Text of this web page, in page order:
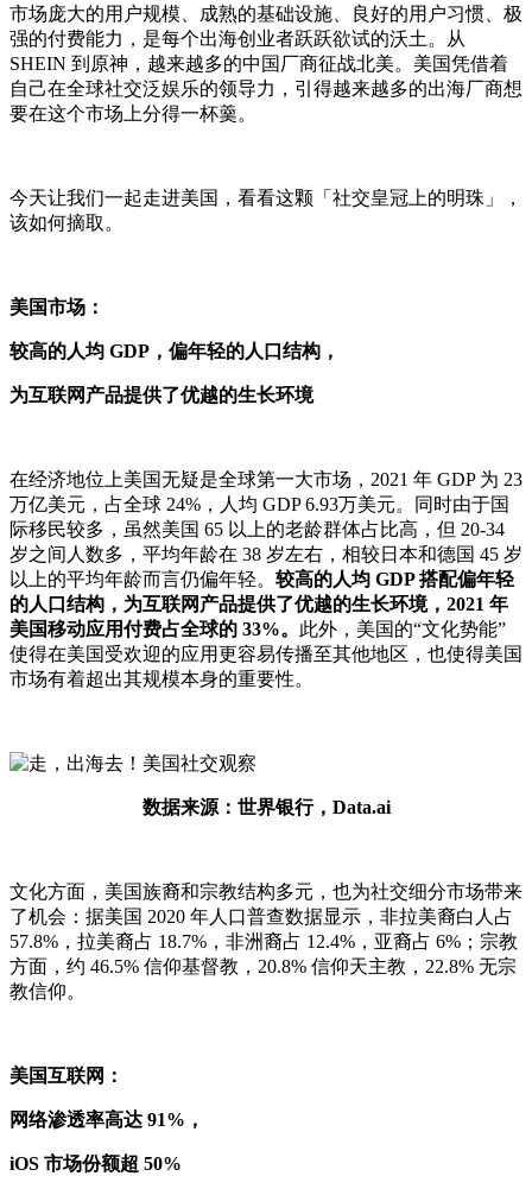
市场庞大的用户规模、成熟的基础设施、良好的用户习惯、极
强的付费能力，是每个出海创业者跃跃欲试的沃土。从
SHEIN 到原神，越来越多的中国厂商征战北美。美国凭借着
自己在全球社交泛娱乐的领导力，引得越来越多的出海厂商想
要在这个市场上分得一杯羹。
今天让我们一起走进美国，看看这颗「社交皇冠上的明珠」，
该如何摘取。
美国市场：
较高的人均 GDP，偏年轻的人口结构，
为互联网产品提供了优越的生长环境
在经济地位上美国无疑是全球第一大市场，2021 年 GDP 为 23
万亿美元，占全球 24%，人均 GDP 6.93万美元。同时由于国
际移民较多，虽然美国 65 以上的老龄群体占比高，但 20-34
岁之间人数多，平均年龄在 38 岁左右，相较日本和德国 45 岁
以上的平均年龄而言仍偏年轻。 较高的人均 GDP 搭配偏年轻
的人口结构，为互联网产品提供了优越的生长环境，2021 年
美国移动应用付费占全球的 33%。 此外，美国的“文化势能”
使得在美国受欢迎的应用更容易传播至其他地区，也使得美国
市场有着超出其规模本身的重要性。
数据来源：世界银行，Data.ai
文化方面，美国族裔和宗教结构多元，也为社交细分市场带来
了机会：据美国 2020 年人口普查数据显示，非拉美裔白人占
57.8%，拉美裔占 18.7%，非洲裔占 12.4%，亚裔占 6%；宗教
方面，约 46.5% 信仰基督教，20.8% 信仰天主教，22.8% 无宗
教信仰。
美国互联网：
网络渗透率高达 91%，
iOS 市场份额超 50%